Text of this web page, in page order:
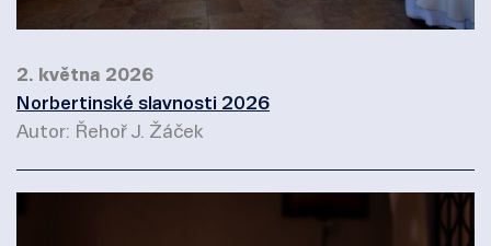
2. května 2026
Norbertinské slavnosti 2026
Autor: Řehoř J. Žáček